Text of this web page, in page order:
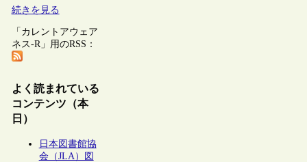
続きを見る
「カレントアウェア
ネス-R」用のRSS：
よく読まれている
コンテンツ（本
日）
日本図書館協
会（JLA）図